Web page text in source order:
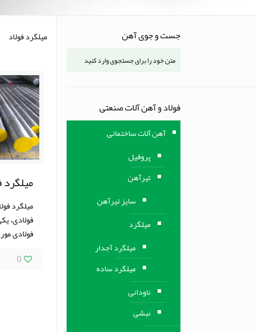
میلگرد فولاد
میلگرد
میلگرد
فولادی،
فولادی
0
جست و جوی آهن
فولاد و آهن آلات صنعتی
آهن آلات ساختمانی
پروفیل
تیرآهن
سایز تیرآهن
میلگرد
میلگرد آجدار
میلگرد ساده
ناودانی
نبشی